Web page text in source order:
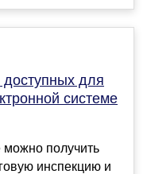
доступных для
системе
можно получить
инспекцию и